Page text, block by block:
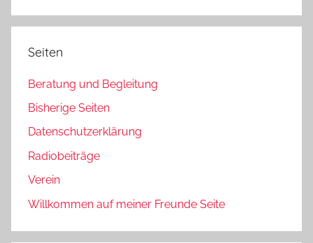
Seiten
Beratung und Begleitung
Bisherige Seiten
Datenschutzerklärung
Radiobeiträge
Verein
Willkommen auf meiner Freunde Seite